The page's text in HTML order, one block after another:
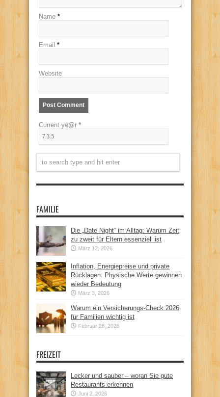
Name *
Email *
Website
Current ye@r *
FAMILIE
Die „Date Night“ im Alltag: Warum Zeit
zu zweit für Eltern essenziell ist
März 12, 2026
Inflation, Energiepreise und private
Rücklagen: Physische Werte gewinnen
wieder Bedeutung
März 3, 2026
Warum ein Versicherungs-Check 2026
für Familien wichtig ist
Februar 26, 2026
FREIZEIT
Lecker und sauber – woran Sie gute
Restaurants erkennen
Juni 2, 2026